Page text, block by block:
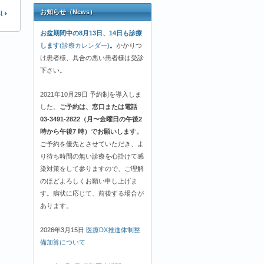
お知らせ（News）
お盆期間中の8月13日、14日も診療
します(診療カレンダー)。 かかりつ
け患者様、具合の悪い患者様は受診
下さい。
2021年10月29日 予約制を導入しま
した。 ご予約は、窓口または電話
03-3491-2822（月〜金曜日の午後2
時から午後7 時）でお願いします。
ご予約を優先とさせていただき、よ
り待ち時間の無い診療を心掛けて感
染対策をして参りますので、ご理解
のほどよろしくお願い申し上げま
す。病状に応じて、前後する場合が
あります。
2026年3月15日 医療DX推進体制整
備加算について